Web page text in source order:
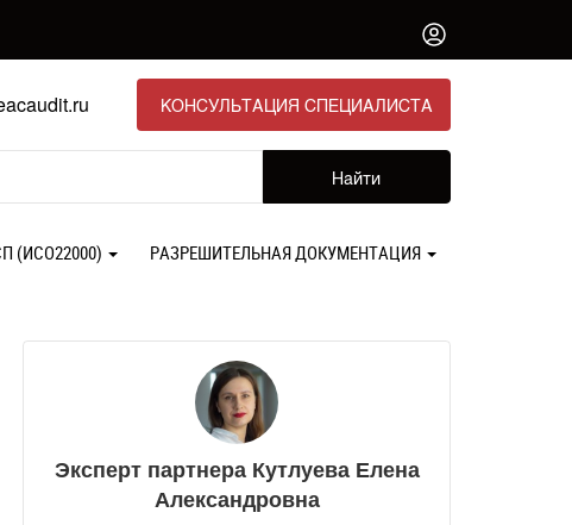
КОНСУЛЬТАЦИЯ СПЕЦИАЛИСТА
Найти
(ИСО22000) РАЗРЕШИТЕЛЬНАЯ ДОКУМЕНТАЦИЯ
Эксперт партнера Кутлуева Елена
Александровна